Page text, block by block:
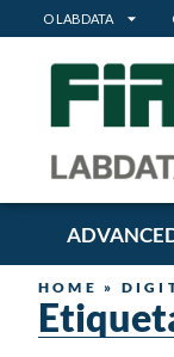
O LABDATA
HOME »